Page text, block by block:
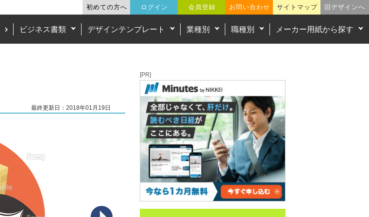
初めての方へ ログイン 会員登録 お問い合わせ サイトマップ 旧デザインへ
ビジネス書類 デザインテンプレート 業種別 職種別 メーカー用紙から探す
最終更新日：2018年01月19日
[PR]